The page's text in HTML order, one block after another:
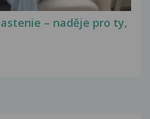
– naděje pro ty,